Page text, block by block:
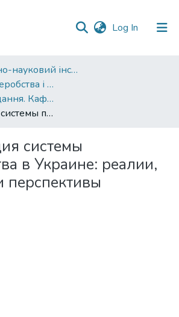
Log In (current)
Навчально-науковий інститут агротехнологій, селекції та екології
Кафедра землеробства і агрохімії ім. В.І.Сазанова
Друковані видання. Кафедра землеробства і агрохімії ім. В.І.Сазанова
Экологизация системы производства в Украине: реалии, проблемы и перспективы
системы
в Украине: реалии,